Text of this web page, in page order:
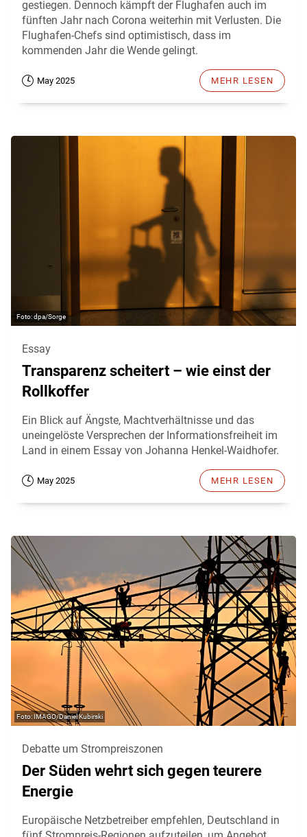
gestiegen. Dennoch kämpft der Flughafen auch im
fünften Jahr nach Corona weiterhin mit Verlusten. Die
Flughafen-Chefs sind optimistisch, dass im
kommenden Jahr die Wende gelingt.
May 2025 MEHR LESEN
dpa/Sorge
Essay
Transparenz scheitert – wie einst der
Rollkoffer
Ein Blick auf Ängste, Machtverhältnisse und das
uneingelöste Versprechen der Informationsfreiheit im
Land in einem Essay von Johanna Henkel-Waidhofer.
May 2025 MEHR LESEN
IMAGO/Daniel Kubirski
Debatte um Strompreiszonen
Der Süden wehrt sich gegen teurere
Energie
Europäische Netzbetreiber empfehlen, Deutschland in